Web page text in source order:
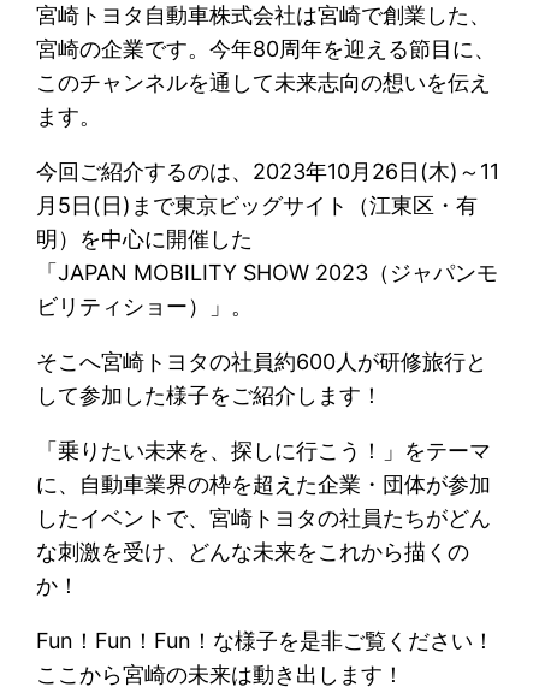
宮崎トヨタ自動車株式会社は宮崎で創業した、
宮崎の企業です。今年80周年を迎える節目に、
このチャンネルを通して未来志向の想いを伝え
ます。
今回ご紹介するのは、2023年10月26日(木)～11
月5日(日)まで東京ビッグサイト（江東区・有
明）を中心に開催した
「JAPAN MOBILITY SHOW 2023（ジャパンモ
ビリティショー）」。
そこへ宮崎トヨタの社員約600人が研修旅行と
して参加した様子をご紹介します！
「乗りたい未来を、探しに行こう！」をテーマ
に、自動車業界の枠を超えた企業・団体が参加
したイベントで、宮崎トヨタの社員たちがどん
な刺激を受け、どんな未来をこれから描くの
か！
Fun！Fun！Fun！な様子を是非ご覧ください！
ここから宮崎の未来は動き出します！